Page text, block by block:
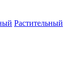
Растительный